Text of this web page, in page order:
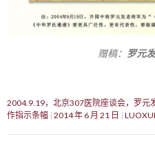
赠稿： 罗元
2004.9.19，北京307医院座谈会，罗元
作指示条幅 2014 年 6 月 21 日